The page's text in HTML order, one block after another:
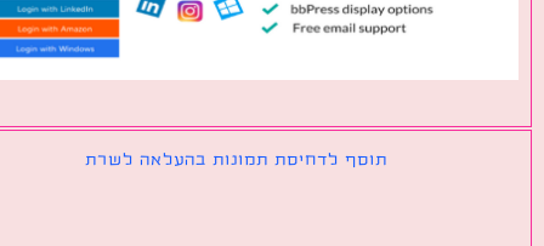
תוסף לדחיסת תמונות בהעלאה לשרת